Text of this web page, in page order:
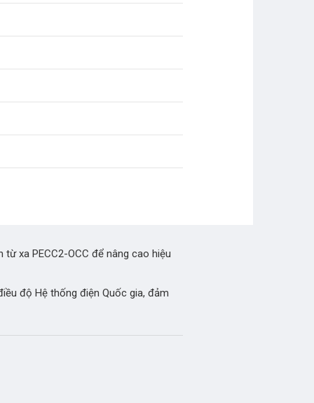
xa PECC2-OCC để nâng cao hiệu
độ Hệ thống điện Quốc gia, đảm